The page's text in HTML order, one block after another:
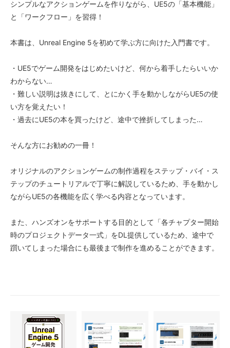
シンプルなアクションゲームを作りながら、UE5の「基本機能」
と「ワークフロー」を習得！
本書は、Unreal Engine 5を初めて学ぶ方に向けた入門書です。
・UE5でゲーム開発をはじめたいけど、何から着手したらいいか
わからない…
・難しい説明は抜きにして、とにかく手を動かしながらUE5の使
い方を覚えたい！
・過去にUE5の本を買ったけど、途中で挫折してしまった…
そんな方にお勧めの一冊！
オリジナルのアクションゲームの制作過程をステップ・バイ・ス
テップのチュートリアルで丁寧に解説しているため、手を動かし
ながらUE5の各機能を広く学べる内容となっています。
また、ハンズオンをサポートする目的として「各チャプター開始
時のプロジェクトデータ一式」をDL提供しているため、途中で
躓いてしまった場合にも最後まで制作を進めることができます。